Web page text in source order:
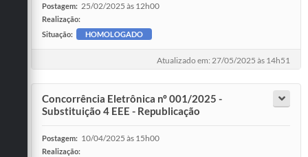
Postagem: 25/02/2025 às 12h00
Realização:
Situação:
HOMOLOGADO
Atualizado em: 27/05/2025 às 14h51
Concorrência Eletrônica nº 001/2025 -
Substituição 4 EEE - Republicação
Postagem: 10/04/2025 às 15h00
Realização: